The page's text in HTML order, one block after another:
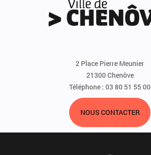
2 Place Pierre Meunier
21300 Chenôve
Téléphone : 03 80 51 55 00
NOUS CONTACTER